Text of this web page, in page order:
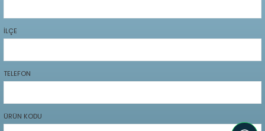
İLÇE
TELEFON
ÜRÜN KODU